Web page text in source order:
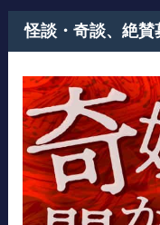
怪談・奇談、絶賛